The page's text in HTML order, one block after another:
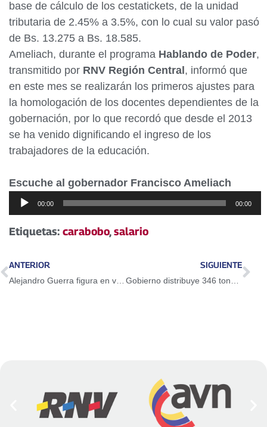
base de cálculo de los cestatickets, de la unidad
tributaria de 2.45% a 3.5%, con lo cual su valor pasó
de Bs. 13.275 a Bs. 18.585.
Ameliach, durante el programa Hablando de Poder,
transmitido por RNV Región Central , informó que
en este mes se realizarán los primeros ajustes para
la homologación de los docentes dependientes de la
gobernación, por lo que recordó que desde el 2013
se ha venido dignificando el ingreso de los
trabajadores de la educación.
Escuche al gobernador Francisco Ameliach
Reproductor
de
audio
00:00 00:00
Etiquetas: carabobo,salario
ANTERIOR SIGUIENTE